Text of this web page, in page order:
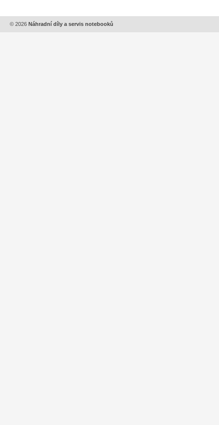
© 2026 Náhradní díly a servis notebooků